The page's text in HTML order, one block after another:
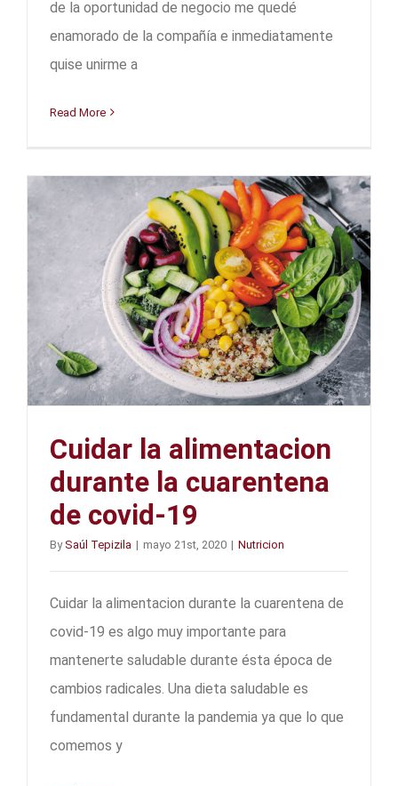
de la oportunidad de negocio me quedé
enamorado de la compañía e inmediatamente
quise unirme a
Read More
Cuidar la alimentacion
durante la cuarentena
de covid-19
BySaúl Tepizila | mayo 21st, 2020 | Nutricion
Cuidar la alimentacion durante la cuarentena de
covid-19 es algo muy importante para
mantenerte saludable durante ésta época de
cambios radicales. Una dieta saludable es
fundamental durante la pandemia ya que lo que
comemos y